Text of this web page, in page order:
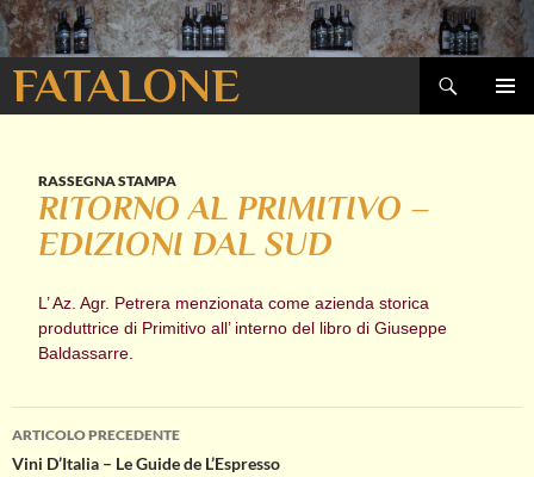
FATALONE
Cerca
VAI
RASSEGNA STAMPA
RITORNO AL PRIMITIVO –
EDIZIONI DAL SUD
L’ Az. Agr. Petrera menzionata come azienda storica
produttrice di Primitivo all’ interno del libro di Giuseppe
Baldassarre.
Navigazione
ARTICOLO PRECEDENTE
Vini D’Italia – Le Guide de L’Espresso